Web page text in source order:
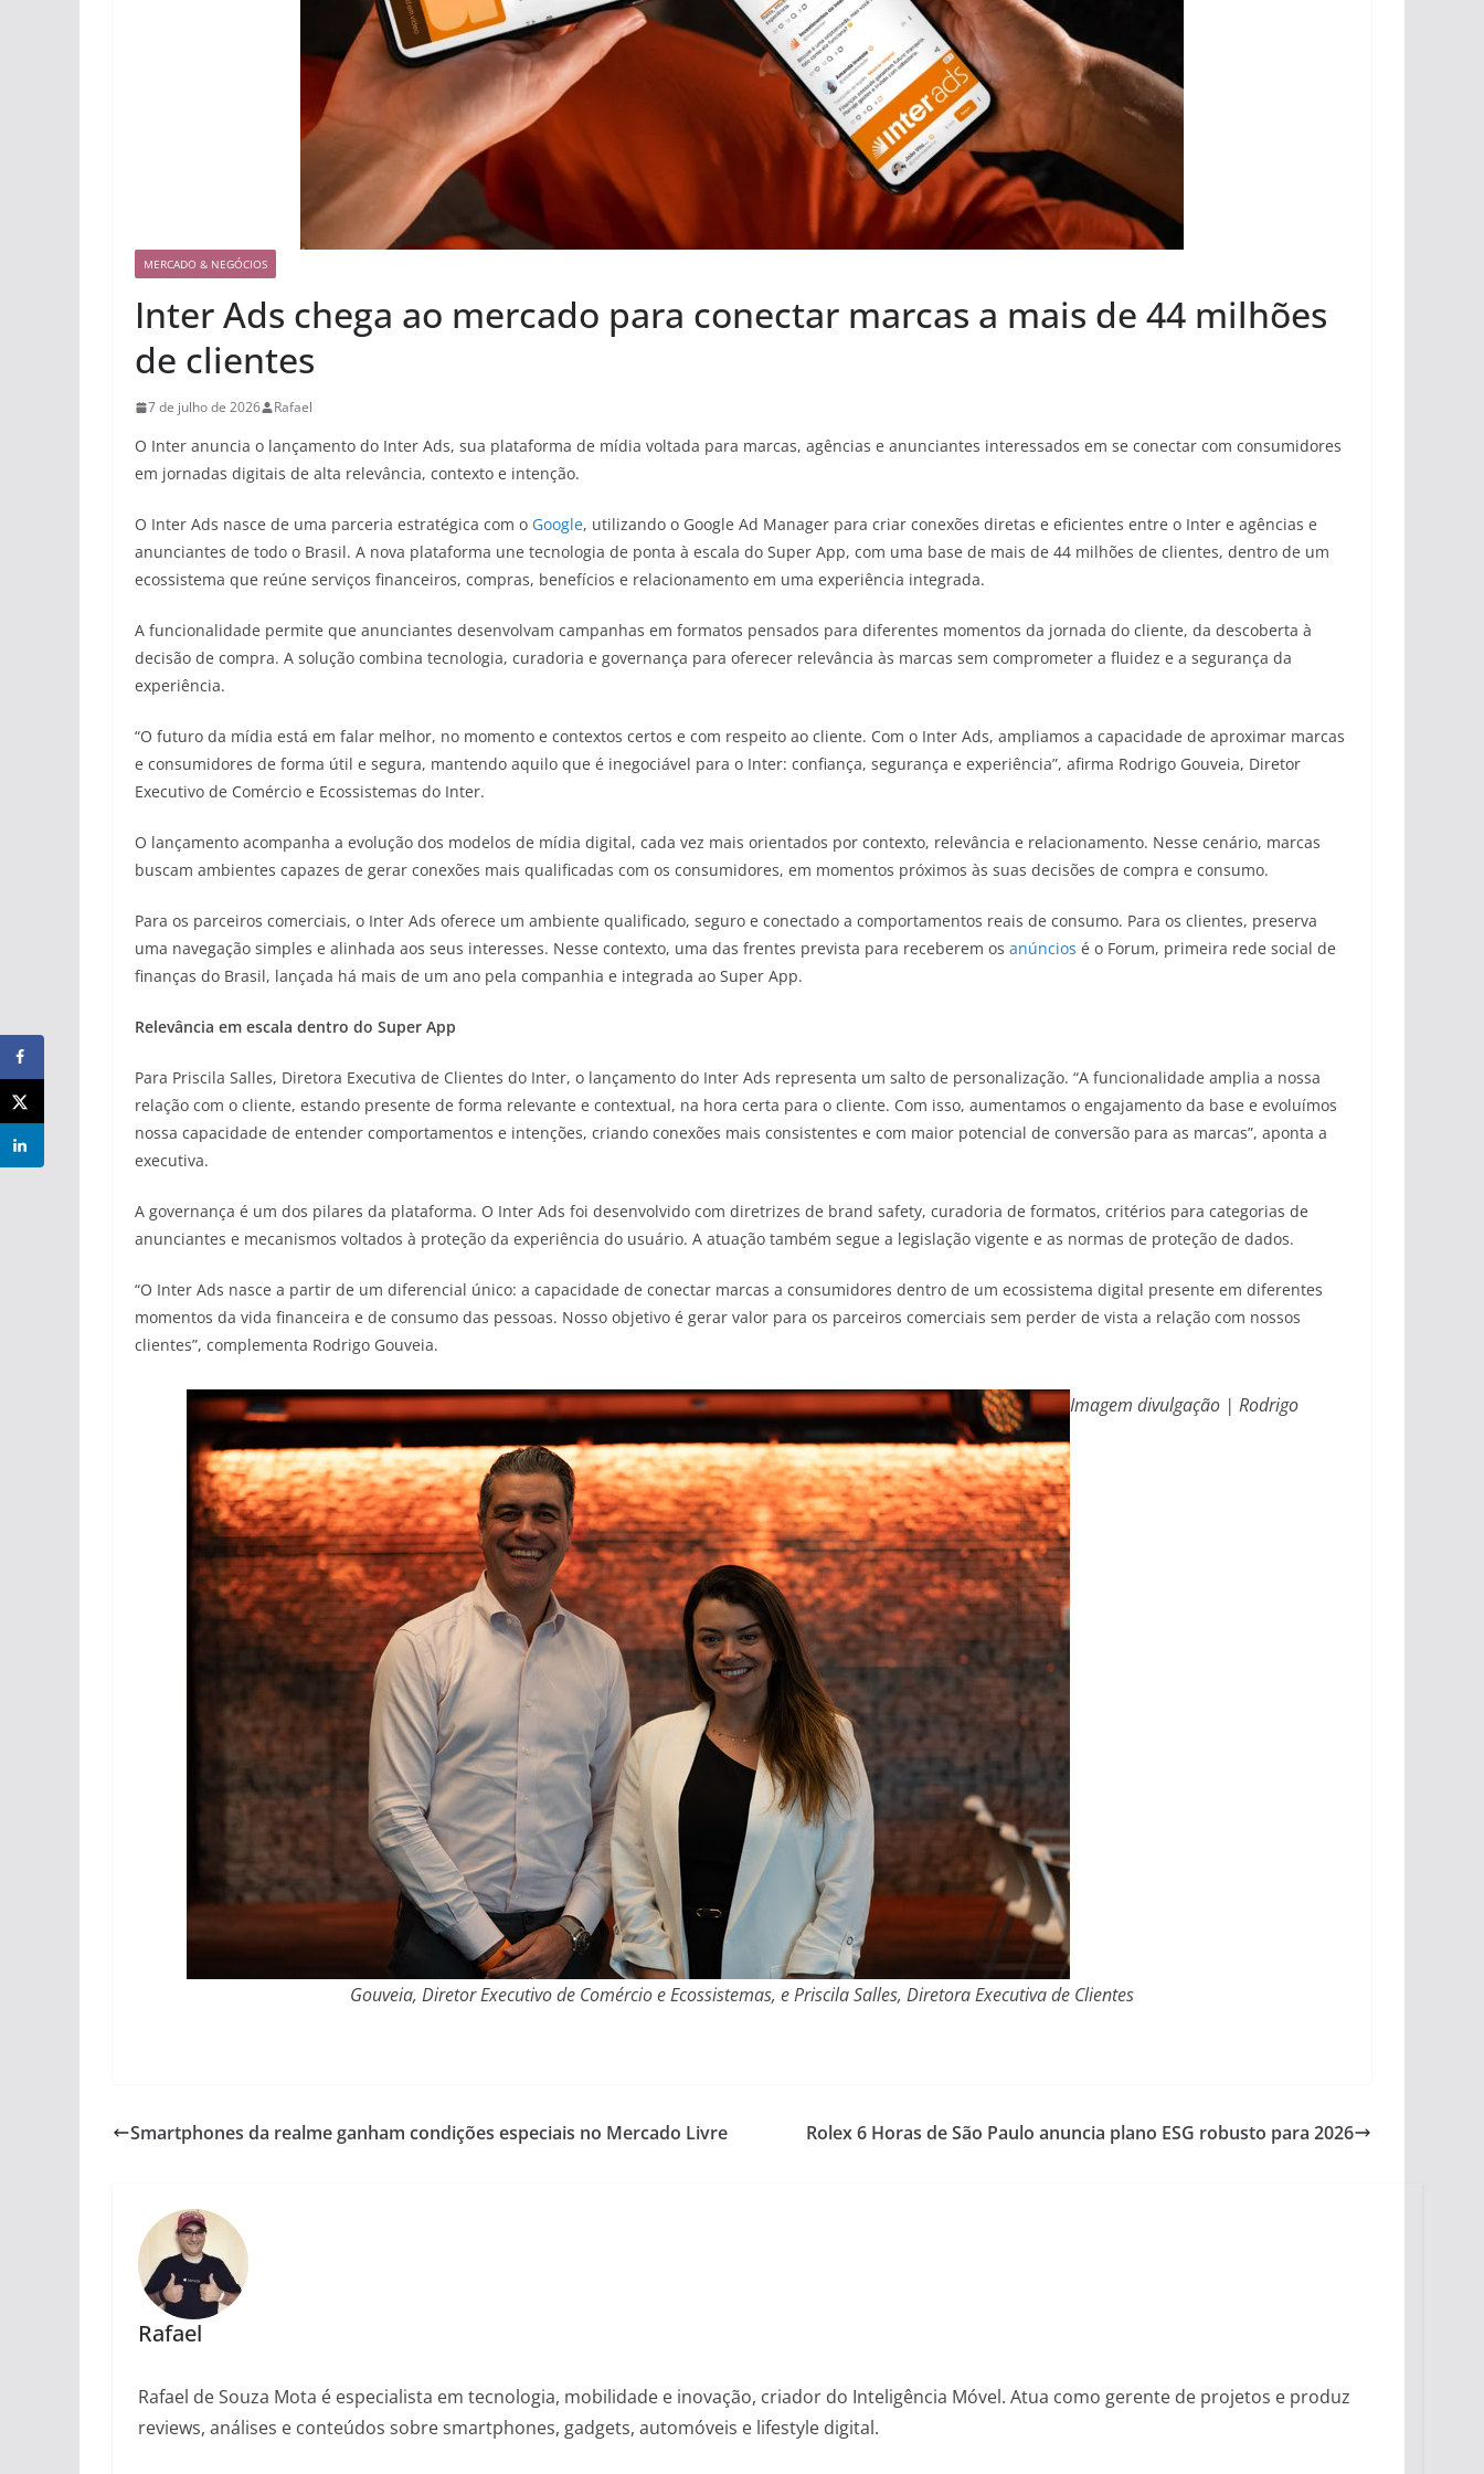
MERCADO & NEGÓCIOS
Inter Ads chega ao mercado para conectar marcas a mais de 44 milhões
de clientes
7 de julho de 2026 Rafael
O Inter anuncia o lançamento do Inter Ads, sua plataforma de mídia voltada para marcas, agências e anunciantes interessados em se conectar com consumidores
em jornadas digitais de alta relevância, contexto e intenção.
O Inter Ads nasce de uma parceria estratégica com o Google, utilizando o Google Ad Manager para criar conexões diretas e eficientes entre o Inter e agências e
anunciantes de todo o Brasil. A nova plataforma une tecnologia de ponta à escala do Super App, com uma base de mais de 44 milhões de clientes, dentro de um
ecossistema que reúne serviços financeiros, compras, benefícios e relacionamento em uma experiência integrada.
A funcionalidade permite que anunciantes desenvolvam campanhas em formatos pensados para diferentes momentos da jornada do cliente, da descoberta à
decisão de compra. A solução combina tecnologia, curadoria e governança para oferecer relevância às marcas sem comprometer a fluidez e a segurança da
experiência.
“O futuro da mídia está em falar melhor, no momento e contextos certos e com respeito ao cliente. Com o Inter Ads, ampliamos a capacidade de aproximar marcas
e consumidores de forma útil e segura, mantendo aquilo que é inegociável para o Inter: confiança, segurança e experiência”, afirma Rodrigo Gouveia, Diretor
Executivo de Comércio e Ecossistemas do Inter.
O lançamento acompanha a evolução dos modelos de mídia digital, cada vez mais orientados por contexto, relevância e relacionamento. Nesse cenário, marcas
buscam ambientes capazes de gerar conexões mais qualificadas com os consumidores, em momentos próximos às suas decisões de compra e consumo.
Para os parceiros comerciais, o Inter Ads oferece um ambiente qualificado, seguro e conectado a comportamentos reais de consumo. Para os clientes, preserva
uma navegação simples e alinhada aos seus interesses. Nesse contexto, uma das frentes prevista para receberem os anúncios é o Forum, primeira rede social de
finanças do Brasil, lançada há mais de um ano pela companhia e integrada ao Super App.
Relevância em escala dentro do Super App
Para Priscila Salles, Diretora Executiva de Clientes do Inter, o lançamento do Inter Ads representa um salto de personalização. “A funcionalidade amplia a nossa
relação com o cliente, estando presente de forma relevante e contextual, na hora certa para o cliente. Com isso, aumentamos o engajamento da base e evoluímos
nossa capacidade de entender comportamentos e intenções, criando conexões mais consistentes e com maior potencial de conversão para as marcas”, aponta a
executiva.
A governança é um dos pilares da plataforma. O Inter Ads foi desenvolvido com diretrizes de brand safety, curadoria de formatos, critérios para categorias de
anunciantes e mecanismos voltados à proteção da experiência do usuário. A atuação também segue a legislação vigente e as normas de proteção de dados.
“O Inter Ads nasce a partir de um diferencial único: a capacidade de conectar marcas a consumidores dentro de um ecossistema digital presente em diferentes
momentos da vida financeira e de consumo das pessoas. Nosso objetivo é gerar valor para os parceiros comerciais sem perder de vista a relação com nossos
clientes”, complementa Rodrigo Gouveia.
Imagem divulgação | Rodrigo
Gouveia, Diretor Executivo de Comércio e Ecossistemas, e Priscila Salles, Diretora Executiva de Clientes
Smartphones da realme ganham condições especiais no Mercado Livre Rolex 6 Horas de São Paulo anuncia plano ESG robusto para 2026
Rafael
Rafael de Souza Mota é especialista em tecnologia, mobilidade e inovação, criador do Inteligência Móvel. Atua como gerente de projetos e produz
reviews, análises e conteúdos sobre smartphones, gadgets, automóveis e lifestyle digital.